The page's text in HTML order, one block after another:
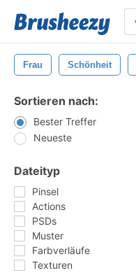
Frau Schönheit
Sortieren nach:
Bester Treffer
Neueste
Dateityp
Pinsel
Actions
PSDs
Muster
Farbverläufe
Texturen